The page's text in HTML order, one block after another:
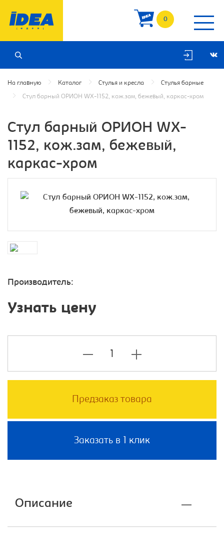
0
На главную Каталог Стулья и кресла Стулья барные
Стул барный ОРИОН WX-1152, кож.зам, бежевый, каркас-хром
Стул барный ОРИОН WX-
1152, кож.зам, бежевый,
каркас-хром
Производитель:
Узнать цену
Предзаказ товара
Заказать в 1 клик
Описание